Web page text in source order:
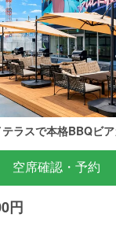
ラスで本格BBQビ
空席確認・予約
円